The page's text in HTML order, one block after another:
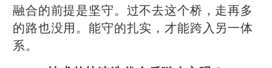
融合的前提是坚守。过不去这个桥，走再多
的路也没用。能守的扎实，才能跨入另一体
系。